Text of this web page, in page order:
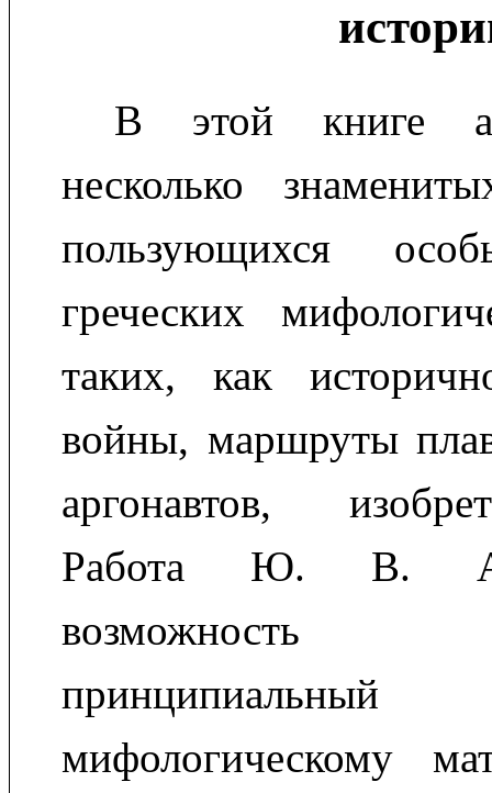
В этой книге
несколько
пользующихся
греческих
таких, как
войны, маршруты
аргонавтов,
Работа Ю. В.
возможность
мифологическому